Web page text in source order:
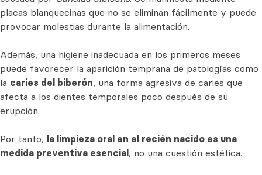
placas blanquecinas que no se eliminan fácilmente y puede
provocar molestias durante la alimentación.
Además, una higiene inadecuada en los primeros meses
puede favorecer la aparición temprana de patologías como
la caries del biberón, una forma agresiva de caries que
afecta a los dientes temporales poco después de su
erupción.
Por tanto, la limpieza oral en el recién nacido es una
medida preventiva esencial , no una cuestión estética.